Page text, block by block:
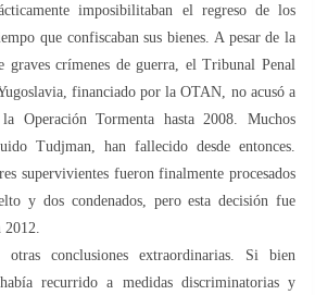
imposibilitaban el regreso de los
que confiscaban sus bienes. A pesar de la
graves crímenes de guerra, el Tribunal Penal
financiado por la OTAN, no acusó a
Operación Tormenta hasta 2008. Muchos
Tudjman, han fallecido desde entonces.
supervivientes fueron finalmente procesados
y dos condenados, pero esta decisión fue
conclusiones extraordinarias. Si bien
recurrido a medidas discriminatorias y